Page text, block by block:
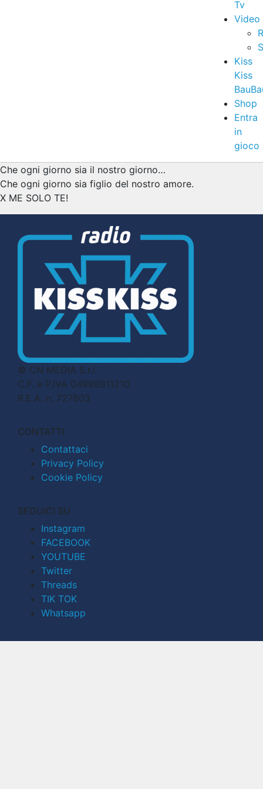
Tv
Video
Kiss
Kiss
Shop
Entra
in
gioco
Che ogni giorno sia il nostro giorno…
Che ogni giorno sia figlio del nostro amore.
X ME SOLO TE!
© CN MEDIA S.r.l.
C.F. e P.IVA 04998911210
R.E.A. n. 727803
CONTATTI
Contattaci
Privacy Policy
Cookie Policy
SEGUICI SU
Instagram
FACEBOOK
YOUTUBE
Twitter
Threads
TIK TOK
Whatsapp